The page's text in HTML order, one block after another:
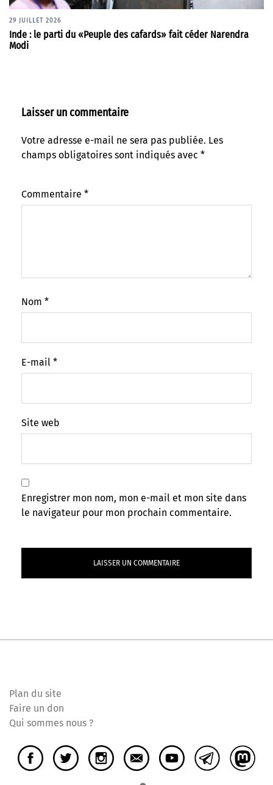
29 JUILLET 2026
Inde : le parti du «Peuple des cafards» fait céder Narendra
Modi
Laisser un commentaire
Votre adresse e-mail ne sera pas publiée. Les
champs obligatoires sont indiqués avec *
Commentaire *
Nom *
E-mail *
Site web
Enregistrer mon nom, mon e-mail et mon site dans
le navigateur pour mon prochain commentaire.
Plan du site
Faire un don
Qui sommes nous ?